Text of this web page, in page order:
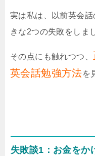
実は私は、以前英会
きな2つの失敗をしま
その点にも触れつつ、
英会話勉強方法を
失敗談1：お金をか